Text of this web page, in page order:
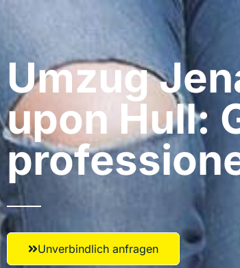
Umzug
upon Hull:
Unverbindlich anfragen